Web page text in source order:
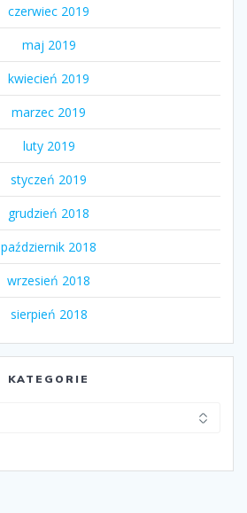
czerwiec 2019
maj 2019
kwiecień 2019
marzec 2019
luty 2019
styczeń 2019
grudzień 2018
październik 2018
wrzesień 2018
sierpień 2018
KATEGORIE